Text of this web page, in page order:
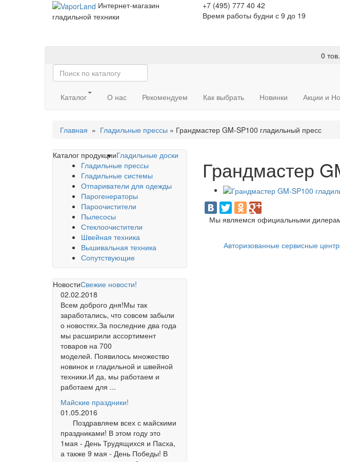
Интернет-магазин
гладильной техники
+7 (495) 777 40 42
Время работы будни с 9 до 19
0 тов.
Каталог О нас Рекомендуем Как выбрать Новинки Акции и
Главная » Гладильные прессы » Грандмастер GM-SP100 гладильный пресс
Грандмастер
Мы являемся официальными
Авторизованные сервисные
Каталог продукцииГладильные доски
Гладильные прессы
Гладильные системы
Отпариватели для одежды
Парогенераторы
Пароочистители
Пылесосы
Стеклоочистители
Швейная техника
Вышивальная техника
Сопутствующие
НовостиСвежие новости!
02.02.2018
Всем доброго дня!Мы так
заработались, что совсем забыли
о новостях.За последние два года
мы расширили ассортимент
товаров на 700
моделей. Появилось множество
новинок и гладильной и швейной
техники.И да, мы работаем и
работаем для ...
Майские праздники!
01.05.2016
Поздравляем всех с майскими
праздниками! В этом году это
1мая - День Трудящихся и Пасха,
а также 9 мая - День Победы! В